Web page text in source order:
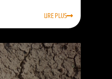
LIRE PLUS